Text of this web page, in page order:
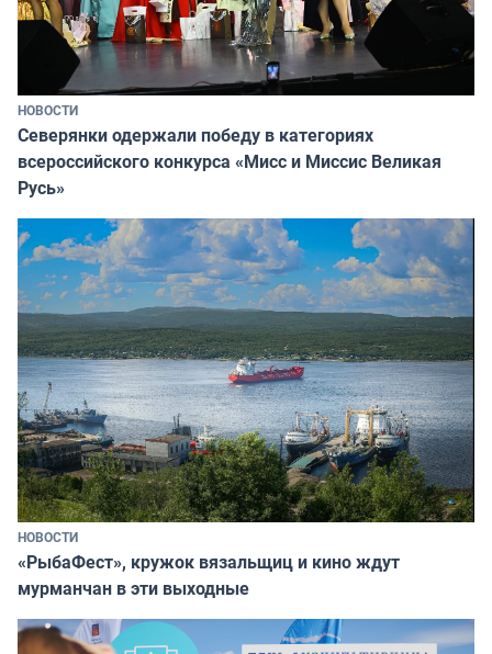
НОВОСТИ
Северянки одержали победу в категориях
всероссийского конкурса «Мисс и Миссис Великая
Русь»
НОВОСТИ
«РыбаФест», кружок вязальщиц и кино ждут
мурманчан в эти выходные